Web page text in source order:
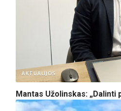
AKTUALIJOS
Mantas Užolinskas: „Dalinti
Biržų aeroklubo nuotr.